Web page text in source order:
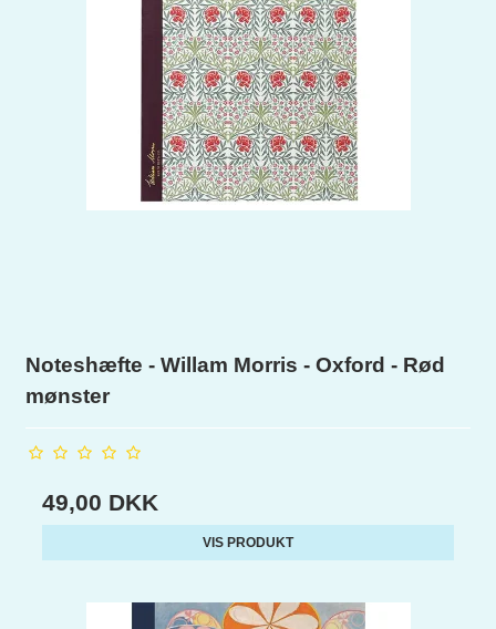
Noteshæfte - Willam Morris - Oxford - Rød
mønster
49,00 DKK
VIS PRODUKT